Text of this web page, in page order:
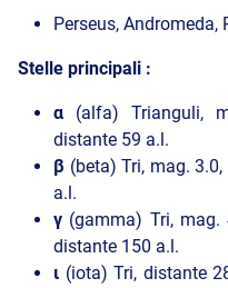
Perseus, Andromeda,
Stelle principali :
α (alfa) Trianguli,
distante 59 a.l.
β (beta) Tri, mag.
a.l.
γ (gamma) Tri, mag.
distante 150 a.l.
ι (iota) Tri, distante